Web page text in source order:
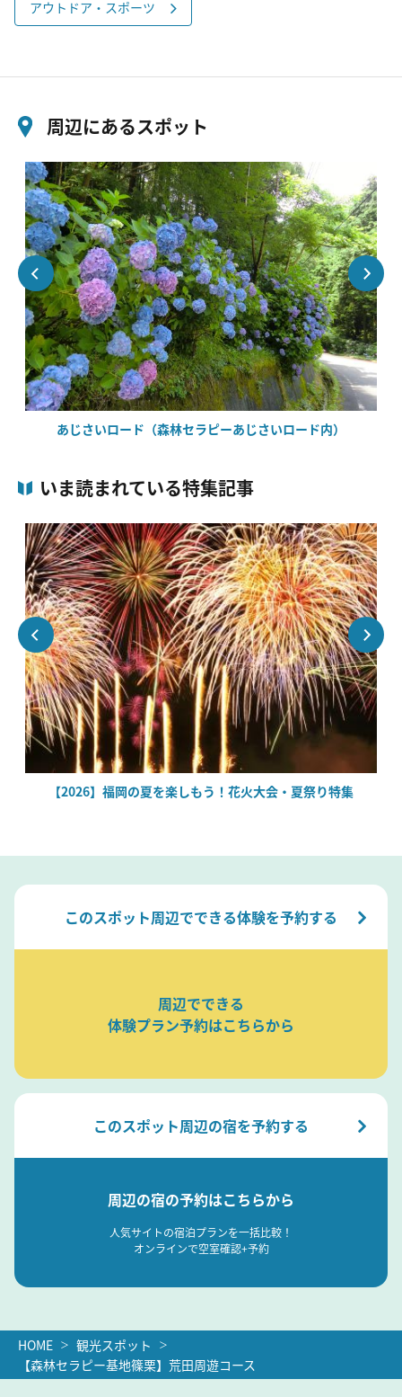
アウトドア・スポーツ
周辺にあるスポット
あじさいロード（森林セラピーあじさいロード内）
いま読まれている特集記事
【2026】福岡の夏を楽しもう！花火大会・夏祭り特集
このスポット周辺でできる体験を予約する
周辺でできる
体験プラン予約はこちらから
このスポット周辺の宿を予約する
周辺の宿の予約はこちらから
人気サイトの宿泊プランを一括比較！
オンラインで空室確認+予約
HOME
観光スポット
【森林セラピー基地篠栗】荒田周遊コース